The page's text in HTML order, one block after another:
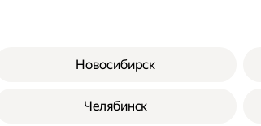
Новосибирск
Челябинск